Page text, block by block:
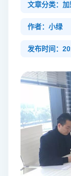
文章分类：
作者：小绿
发布时间：